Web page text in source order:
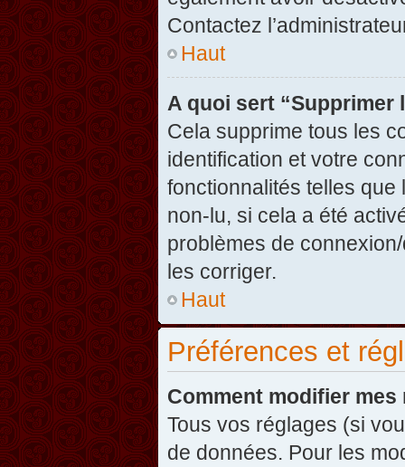
Contactez
Haut
A quoi sert “Supprimer
Cela supprime tous les
identification et votre
fonctionnalités telles que
non-lu, si cela a été
problèmes de
les corriger.
Haut
Préférences et
Comment modifier mes
Tous vos réglages (si
de données. Pour les